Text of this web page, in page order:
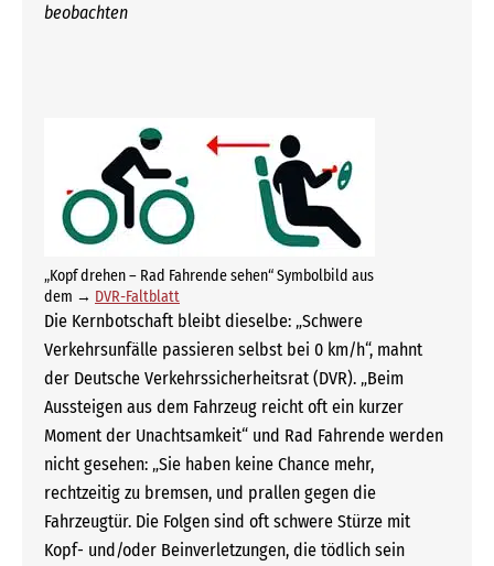
beobachten
„Kopf drehen – Rad Fahrende sehen“ Symbolbild aus
dem → DVR-Faltblatt
Die Kernbotschaft bleibt dieselbe: „Schwere
Verkehrsunfälle passieren selbst bei 0 km/h“, mahnt
der Deutsche Verkehrssicherheitsrat (DVR). „Beim
Aussteigen aus dem Fahrzeug reicht oft ein kurzer
Moment der Unachtsamkeit“ und Rad Fahrende werden
nicht gesehen: „Sie haben keine Chance mehr,
rechtzeitig zu bremsen, und prallen gegen die
Fahrzeugtür. Die Folgen sind oft schwere Stürze mit
Kopf- und/oder Beinverletzungen, die tödlich sein